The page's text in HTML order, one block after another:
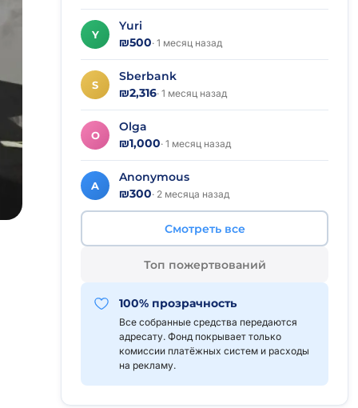
Y
Yuri
₪500· 1 месяц назад
S
Sberbank
₪2,316· 1 месяц назад
O
Olga
₪1,000· 1 месяц назад
A
Anonymous
₪300· 2 месяца назад
Смотреть все
Топ пожертвований
100% прозрачность
Все собранные средства передаются
адресату. Фонд покрывает только
комиссии платёжных систем и расходы
на рекламу.